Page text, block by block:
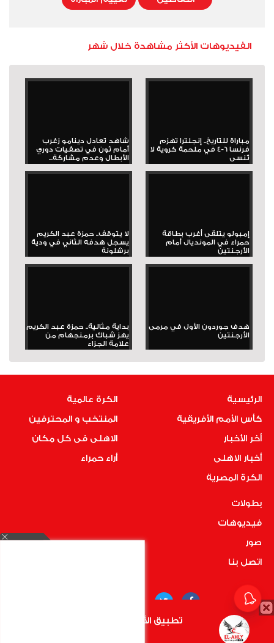
الفيديوهات الأكثر مشاهدة خلال شهر
مباراة للتاريخ.. إنجلترا تهزم
فرنسا 6-4 في ملحمة كروية لا
تُنسى
شاهد تعادل دينامو زغرب
أمام ثون في تصفيات دوري
الأبطال وعدم مشاركة...
إمبولو يتلقى أغرب بطاقة
حمراء في المونديال أمام
الأرجنتين
لا يتوقف.. حمزة عبد الكريم
يسجل هدفه الثاني في ودية
برشلونة
هدف جوردون الأول في مرمى
الأرجنتين
بداية مثالية.. حمزة عبد الكريم
يهز شباك برمنجهام من
علامة الجزاء
الرئيسية
كأس الأمم الأفريقية
أخر الأخبار
أخبار الاهلى
الكرة المصرية
الكرة عالمية
المنتخب و المحترفين
الاهلى فى كل مكان
أراء حمراء
بطولات
فيديوهات
صور
اتصل بنا
تطبيق الأهلي.كوم متاح الأن